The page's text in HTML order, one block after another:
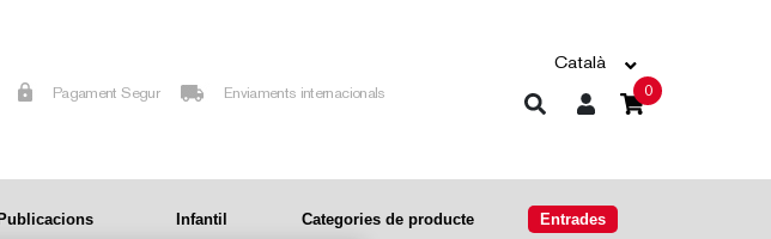
Pagament Segur Enviaments internacionals
Català
0
Publicacions Infantil Categories de producte Entrades